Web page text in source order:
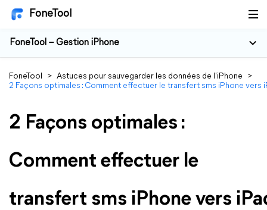
FoneTool
FoneTool – Gestion iPhone
FoneTool > Astuces pour sauvegarder les données de l'iPhone
>
2 Façons optimales : Comment effectuer le transfert sms iPhone vers
2 Façons optimales :
Comment effectuer le
transfert sms iPhone vers